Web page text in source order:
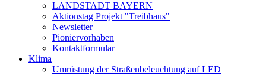
LANDSTADT BAYERN
Aktionstag Projekt "Treibhaus"
Newsletter
Pioniervorhaben
Kontaktformular
Klima
Umrüstung der Straßenbeleuchtung auf LED